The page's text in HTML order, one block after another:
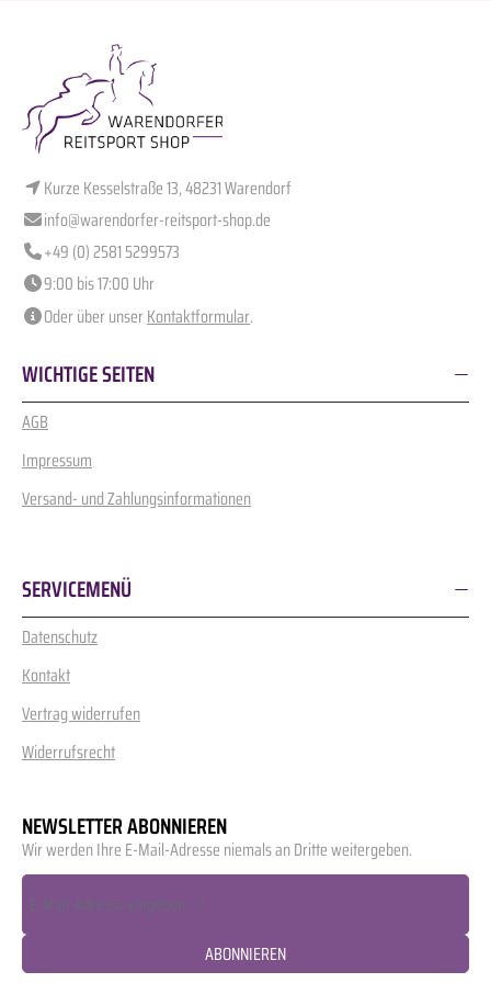
Kurze Kesselstraße 13, 48231 Warendorf
info@warendorfer-reitsport-shop.de
+49 (0) 2581 5299573
9:00 bis 17:00 Uhr
Oder über unserKontaktformular.
WICHTIGE SEITEN
AGB
Impressum
Versand- und Zahlungsinformationen
SERVICEMENÜ
Datenschutz
Kontakt
Vertrag widerrufen
Widerrufsrecht
NEWSLETTER ABONNIEREN
Wir werden Ihre E-Mail-Adresse niemals an Dritte weitergeben.
ABONNIEREN